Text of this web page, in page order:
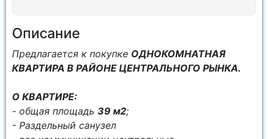
Описание
Предлагается к покупке ОДНОКОМНАТНАЯ
КВАРТИРА В РАЙОНЕ ЦЕНТРАЛЬНОГО РЫНКА.
О КВАРТИРЕ:
- общая площадь 39 м2;
- Раздельный санузел